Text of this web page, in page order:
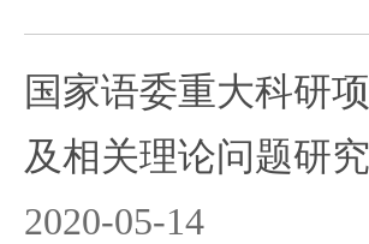
国家语委重大科研
及相关理论问题研
2020-05-14